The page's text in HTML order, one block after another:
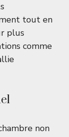
tout en
plus
comme
non